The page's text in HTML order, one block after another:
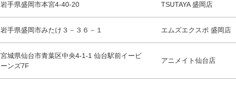
岩手県盛岡市本宮4-40-20 TSUTAYA 盛岡店
岩手県盛岡市みたけ３－３６－１ エムズエクスポ 盛岡店
宮城県仙台市青葉区中央4-1-1 仙台駅前イービ
ーンズ7F
アニメイト仙台店